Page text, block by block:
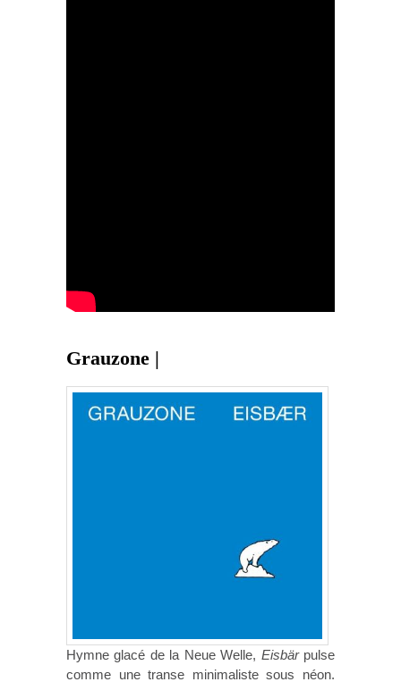
Grauzone |
Hymne glacé de la Neue Welle, Eisbärpulse
comme une transe minimaliste sous néon.